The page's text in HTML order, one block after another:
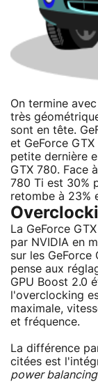
On termine
très
sont en tête.
et GeForce
petite dernière
GTX 780. Face
780 Ti est 30%
retombe à 23%
La GeForce
par NVIDIA en
sur les
pense aux
GPU Boost 2.0
l'overclocking
maximale,
et fréquence.
La différence
citées est
power balancing